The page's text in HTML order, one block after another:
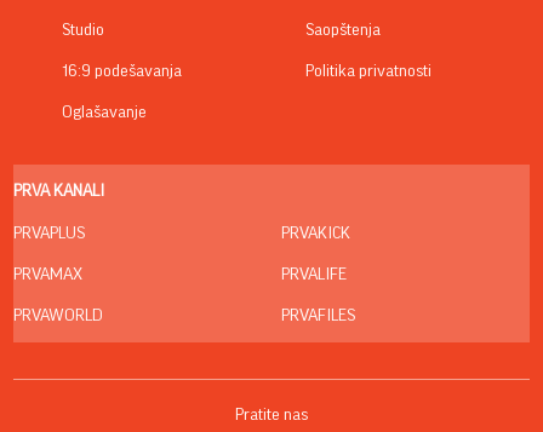
Studio
16:9 podešavanja
Oglašavanje
Saopštenja
Politika privatnosti
PRVA KANALI
PRVAPLUS
PRVAMAX
PRVAWORLD
PRVAKICK
PRVALIFE
PRVAFILES
Pratite nas